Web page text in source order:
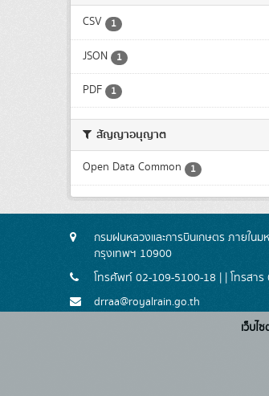
CSV 1
JSON 1
PDF 1
สัญญาอนุญาต
Open Data Common 1
กรมฝนหลวงและการบินเกษตร ภายใน
กรุงเทพฯ 10900
โทรศัพท์ 02-109-5100-18 | | โทรสา
drraa@royalrain.go.th
เว็บไ